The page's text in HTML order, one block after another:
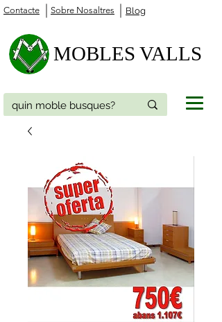
Contacte Blog
Sobre Nosaltres
MOBLES VALLS